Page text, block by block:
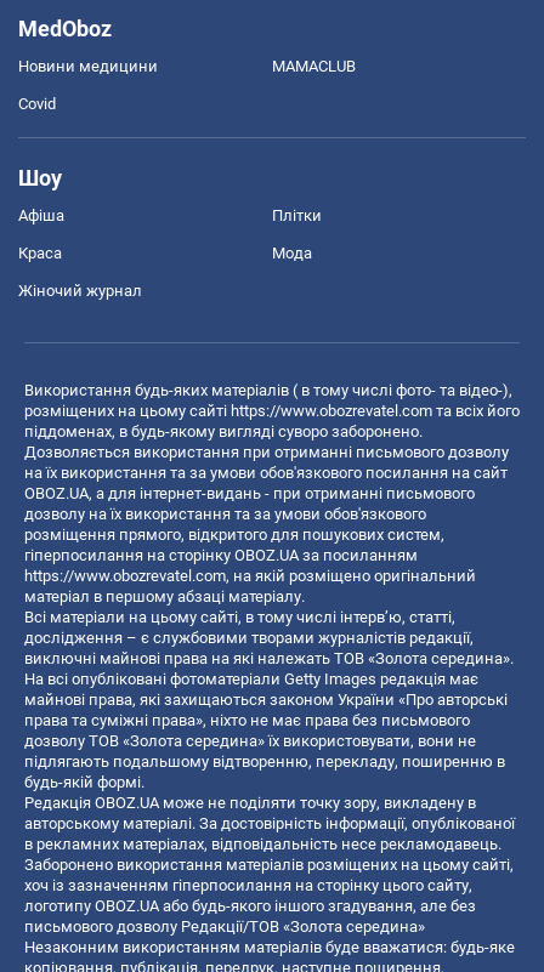
MedOboz
Новини медицини MAMACLUB
Covid
Шоу
Афіша Плітки
Краса Мода
Жіночий журнал
Використання будь-яких матеріалів ( в тому числі фото- та відео-),
розміщених на цьому сайті https://www.obozrevatel.com та всіх його
піддоменах, в будь-якому вигляді суворо заборонено.
Дозволяється використання при отриманні письмового дозволу
на їх використання та за умови обов'язкового посилання на сайт
OBOZ.UA, а для інтернет-видань - при отриманні письмового
дозволу на їх використання та за умови обов'язкового
розміщення прямого, відкритого для пошукових систем,
гіперпосилання на сторінку OBOZ.UA за посиланням
https://www.obozrevatel.com, на якій розміщено оригінальний
матеріал в першому абзаці матеріалу.
Всі матеріали на цьому сайті, в тому числі інтерв’ю, статті,
дослідження – є службовими творами журналістів редакції,
виключні майнові права на які належать ТОВ «Золота середина».
На всі опубліковані фотоматеріали Getty Images редакція має
майнові права, які захищаються законом України «Про авторські
права та суміжні права», ніхто не має права без письмового
дозволу ТОВ «Золота середина» їх використовувати, вони не
підлягають подальшому відтворенню, перекладу, поширенню в
будь-якій формі.
Редакція OBOZ.UA може не поділяти точку зору, викладену в
авторському матеріалі. За достовірність інформації, опублікованої
в рекламних матеріалах, відповідальність несе рекламодавець.
Заборонено використання матеріалів розміщених на цьому сайті,
хоч із зазначенням гіперпосилання на сторінку цього сайту,
логотипу OBOZ.UA або будь-якого іншого згадування, але без
письмового дозволу Редакції/ТОВ «Золота середина»
Незаконним використанням матеріалів буде вважатися: будь-яке
копiювання, публiкацiя, передрук, наступне поширення,